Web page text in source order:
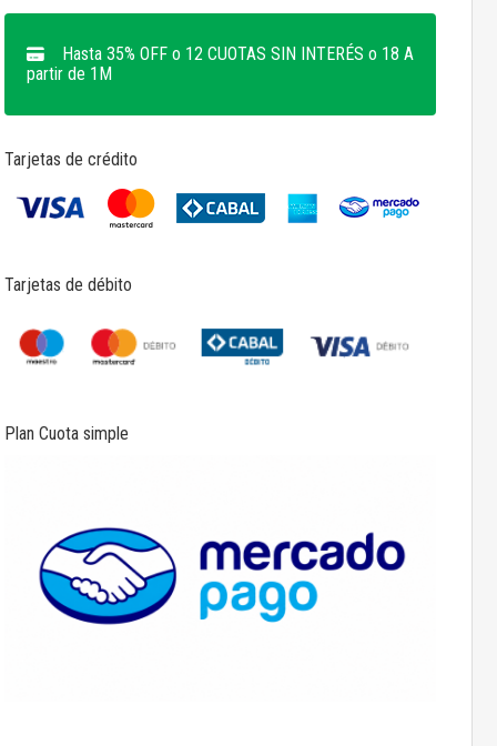
Hasta 35% OFF o 12 CUOTAS SIN INTERÉS o 18 A
partir de 1M
Tarjetas de crédito
Tarjetas de débito
Plan Cuota simple